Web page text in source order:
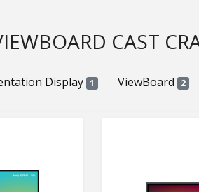
CAST
Display 1 ViewBoard 2